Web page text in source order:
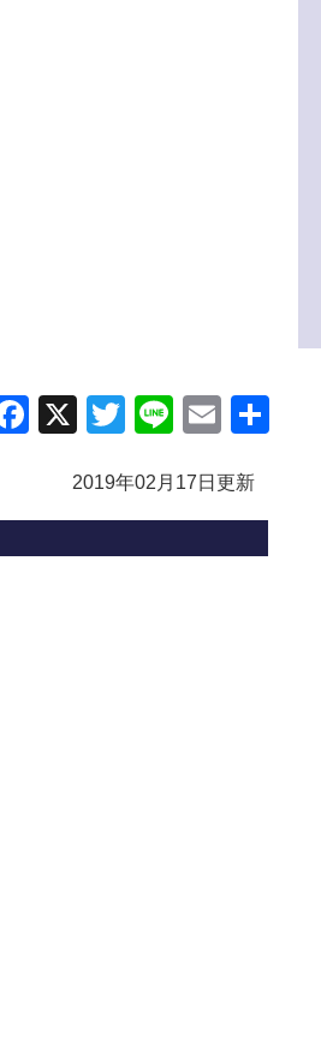
Facebook
X TwitterLineEmail
2019年02月17日更新